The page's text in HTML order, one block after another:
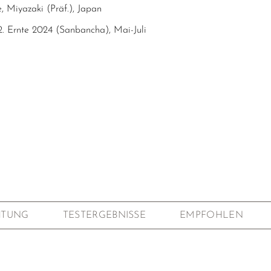
Miyazaki (Präf.), Japan
Ernte 2024 (Sanbancha), Mai-Juli
TESTERGEBNISSE EMPFOHLEN